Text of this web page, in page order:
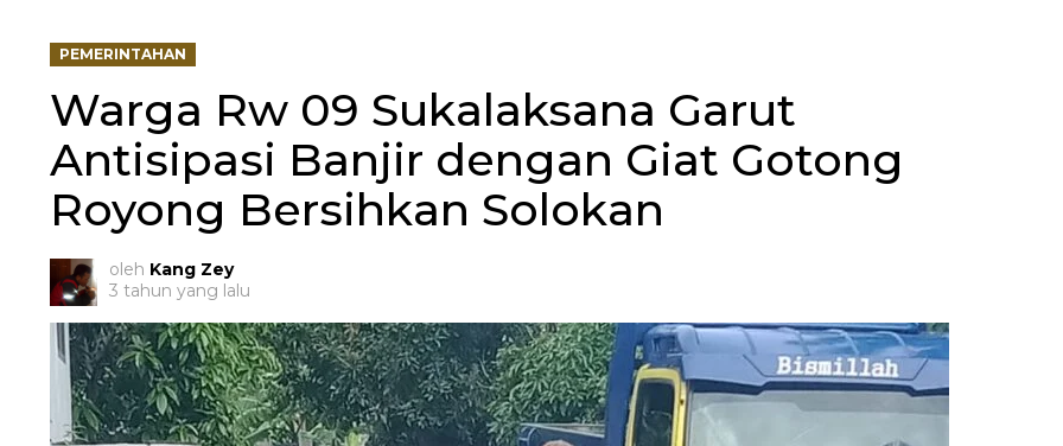
PEMERINTAHAN
Warga Rw 09 Sukalaksana Garut
Antisipasi Banjir dengan Giat Gotong
Royong Bersihkan Solokan
oleh Kang Zey
3 tahun yang lalu